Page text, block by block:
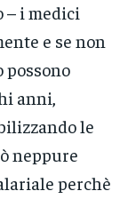
– i medici
e se non
possono
anni,
le
neppure
perchè